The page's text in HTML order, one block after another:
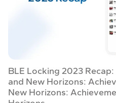
BLE Locking 2023
and New Horizons:
New Horizons: